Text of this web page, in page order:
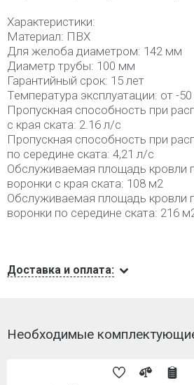
Характеристики:
Материал: ПВХ
Для желоба диаметром: 142 мм
Диаметр трубы: 100 мм
Гарантийный срок: 15 лет
Температура эксплуатации: от -
Пропускная способность при
с края ската: 2.16 л/с
Пропускная способность при
по середине ската: 4,21 л/с
Обслуживаемая площадь кровли
воронки с края ската: 108 м2
Обслуживаемая площадь кровли
воронки по середине ската: 216
Доставка и оплата:
Необходимые